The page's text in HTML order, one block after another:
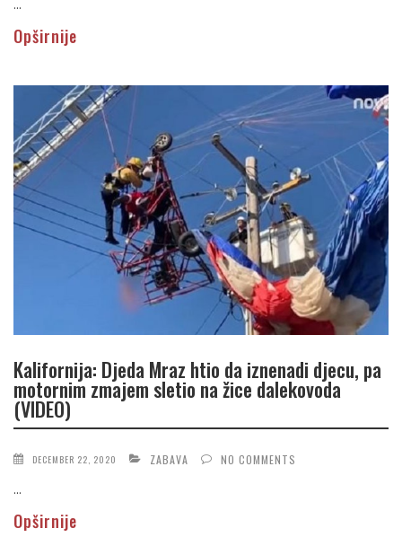
...
Opširnije
Kalifornija: Djeda Mraz htio da iznenadi djecu, pa
motornim zmajem sletio na žice dalekovoda
(VIDEO)
DECEMBER 22, 2020 ZABAVA NO COMMENTS
...
Opširnije